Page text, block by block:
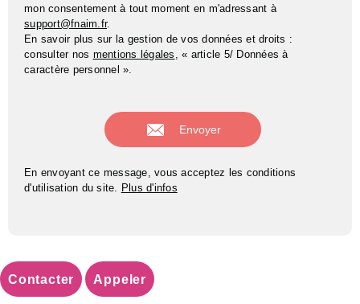
mon consentement à tout moment en m'adressant à
support@fnaim.fr.
En savoir plus sur la gestion de vos données et droits :
consulter nos mentions légales , « article 5/ Données à
caractère personnel ».
En envoyant ce message, vous acceptez les conditions
d'utilisation du site. Plus d'infos
Contacter Appeler